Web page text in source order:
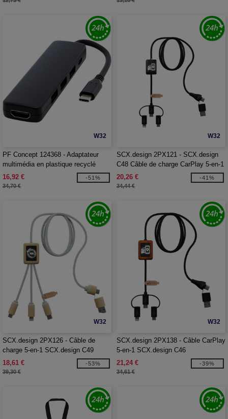
W32
PF Concept 124368 - Adaptateur
multimédia en plastique recyclé
Loop RCS USB 2.0-3.0 avec port
HDMI
16,92 €
34,70 €
-51%
W32
SCX.design 2PX121 - SCX.design
C48 Câble de charge CarPlay 5-en-1
20,26 €
34,44 €
-41%
W32
SCX.design 2PX126 - Câble de
charge 5-en-1 SCX.design C49
18,61 €
39,30 €
-53%
W32
SCX.design 2PX138 - Câble CarPlay
5-en-1 SCX.design C46
21,24 €
34,61 €
-39%